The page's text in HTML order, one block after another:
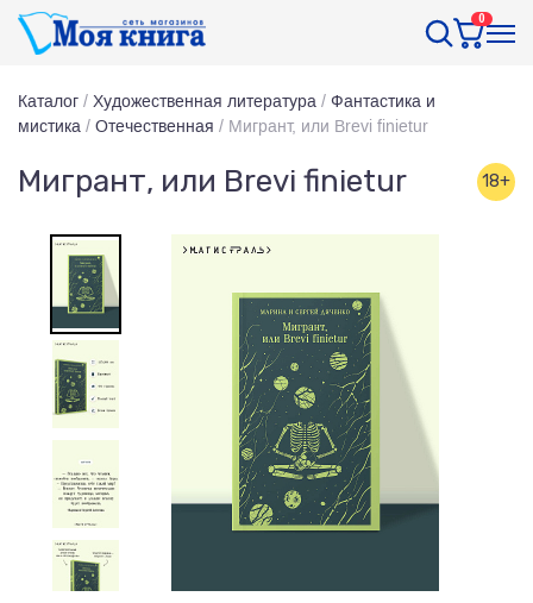
0
Каталог / Художественная литература / Фантастика и
мистика / Отечественная / Мигрант, или Brevi finietur
Мигрант, или Brevi finietur 18+